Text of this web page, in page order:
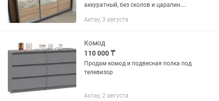
аккуратный, без сколов и царапин.
использовании.
Актау, 3 августа
Комод
110 000 ₸
Продам комод и подвесная полка под
телевизор
Актау, 2 августа